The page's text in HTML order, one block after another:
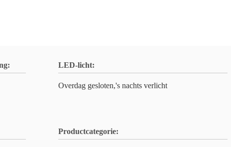
LED-licht:
Overdag gesloten,'s nachts verlicht
Productcategorie: